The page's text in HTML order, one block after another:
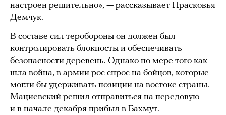
настроен решительно», — рассказывает Прасковья
Демчук.
В составе сил теробороны он должен был
контролировать блокпосты и обеспечивать
безопасности деревень. Однако по мере того как
шла война, в армии рос спрос на бойцов, которые
могли бы удерживать позиции на востоке страны.
Мациевский решил отправиться на передовую
и в начале декабря прибыл в Бахмут.